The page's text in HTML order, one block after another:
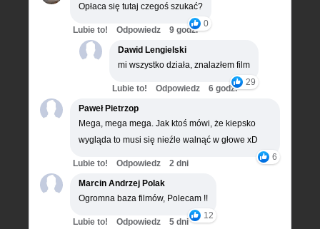
Opłaca się tutaj czegoś szukać?
0
Lubie to! Odpowiedz
9 godz.
Dawid Lengielski
mi wszystko działa, znalazłem film
29
Lubie to! Odpowiedz
6 godz.
Paweł Pietrzop
Mega, mega mega. Jak ktoś mówi, że kiepsko
wygląda to musi się nieźle walnąć w głowe xD
6
Lubie to! Odpowiedz
2 dni
Marcin Andrzej Polak
Ogromna baza filmów, Polecam !!
12
Lubie to! Odpowiedz
5 dni